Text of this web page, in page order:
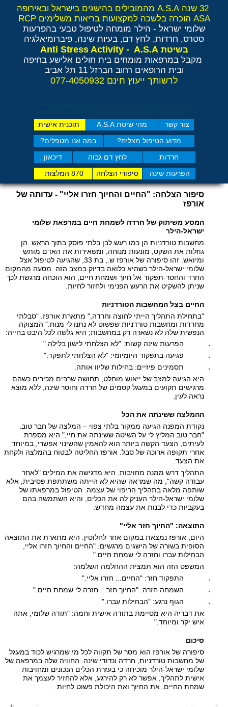
צור קשר מהי שיטת A.S.A תוכנית אישית
חרדות לחץ דם גבוה דיכאון
מדוע הטיפול מצליח? במה אנו מטפלים?
הפרעות שינה סיפורי הצלחה 870 המלצות
32 שנה A.S.A מהמובילים בהישגים בישראל ובאירופה
ASA הוכרה בלשכה למקצועות בריאות משלימים RCP
שלומי ישראל - הילר מומחה לטיפול טבעי בהפרעות
סטרס, חרדות, לחץ דם, בעיות שינה, פיברומיאלגיה
בשיטת Anti Stress Activity - A.S.A
מקבל במרפאות מומחים בית חולים אלישע בחיפה
ובית הרופאים רחוב הברזל 11 תל אביב
לרשותך ייעוץ חינם 077-4050932
סיפור הצלחה: "החיים והחיוך חזרו אליי" - עדותה של
אורפז
המסע משיתוק של חרדה לשמחת חיים במרפאת שלומי
ישראל-הילר
מחשבות טורדניות הן כמו רעש לבן בלתי פוסק בתוך הראש. הן
גוזלות את השקט, מונעות מנוחה, ומשאירות את האדם מותש
ומיואש. זהו סיפורה של אורפז ש., בת 33, שהגיעה לטיפול אצל
שלומי ישראל-הילר כשהיא כלואה בדיוק במצב הזה. מסעה מהמקום
החרד והחסר-תפקוד אל חיוך ושמחת חיים, הוא הוכחה מרגשת לכך
שניתן להשקיט את הרעש הפנימי ולחזור לחיות.
החיים בצל המחשבות הטורדניות
"בתחילת התהליך הייתי לחוצה וחרדה," מתארת אורפז. "סבלתי
מחרדות ומחשבות טורדניות שפשוט לא נתנו לי מנוח." המצוקה
הנפשית שלה לא נשארה רק במחשבות; היא גלשה לכל היבט בחייה:
הפרעות שינה קשות: "לא הצלחתי לישון בלילה."
פגיעה בתפקוד היומיומי: "לא הצלחתי לתפקד."
תסמינים פיזיים: בחילות שליוו אותה.
היא הגיעה למצב של ייאוש מוחלט, תחושה שרבים מכירים כשהם
מרגישים תקועים במעגל קסמים של חרדה וחוסר שינה, ללא מוצא
נראה לעין.
ההמלצה ששינתה את הכל
נקודת המפנה הגיעה ממקור בלתי צפוי – המלצה של חבר טוב.
"חבר טוב המליץ לי על השיטה ששינתה את חיי," היא מספרת.
לעיתים, הצעד הקשה ביותר הוא להאמין שהשינוי אפשרי, במיוחד
אחרי תקופה ארוכה של סבל. אורפז החליטה לבטוח בהמלצה ולקחת
את הצעד.
התהליך דרש ממנה מחויבות. היא מדגישה את המילים "לאחר
עבודה קשה", מה שמראה שהיא לא הייתה משתתפת פסיבית, אלא
שותפה מלאה בתהליך הריפוי של עצמה. הטיפול במרפאתו של
שלומי ישראל-הילר העניק לה את הכלים, והיא השתמשה בהם
בעקביות כדי לבנות את עצמה מחדש.
התוצאה: "החיוך חזר אליי"
היום, אורפז נמצאת במקום אחר לחלוטין. היא מתארת את התוצאה
הסופית בשורה של הישגים מרגשים: "החיים והחיוך חזרו אליי,
הבחילות עברו וחזרה לי שמחת חיים."
המשפט הזה הוא תמצית ההחלמה השלמה:
התפקוד חזר: "החיים... חזרו אליי."
השמחה חזרה: "החיוך חזר... חזרה לי שמחת חיים."
הגוף נרגע: "הבחילות עברו."
את דבריה היא מסיימת בתודה אישית וחמה: "תודה שלומי, אתה
איש יקר ומיוחד."
סיכום
סיפורה של אורפז הוא מסר של תקווה לכל מי שמרגיש לכוד במעגל
של מחשבות טורדניות, חרדה ונדודי שינה. החוויה שלה במרפאה של
שלומי ישראל-הילר מוכיחה כי בעזרת הכלים הנכונים ומחויבות
אישית לתהליך, אפשר לא רק להירגע, אלא להחזיר לעצמך את
שמחת החיים, את החיוך ואת היכולת פשוט לחיות.